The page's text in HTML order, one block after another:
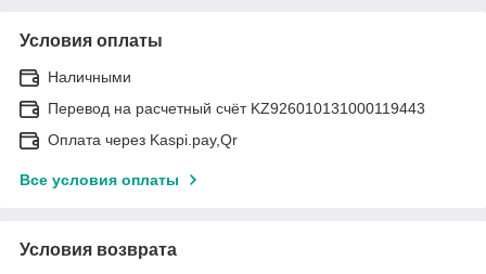
Условия оплаты
Наличными
Перевод на расчетный счёт KZ926010131000119443
Оплата через Kaspi.pay,Qr
Все условия оплаты
Условия возврата